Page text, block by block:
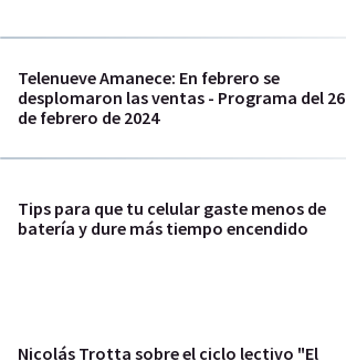
Telenueve Amanece: En febrero se
desplomaron las ventas - Programa del 26
de febrero de 2024
Tips para que tu celular gaste menos de
batería y dure más tiempo encendido
Nicolás Trotta sobre el ciclo lectivo "El